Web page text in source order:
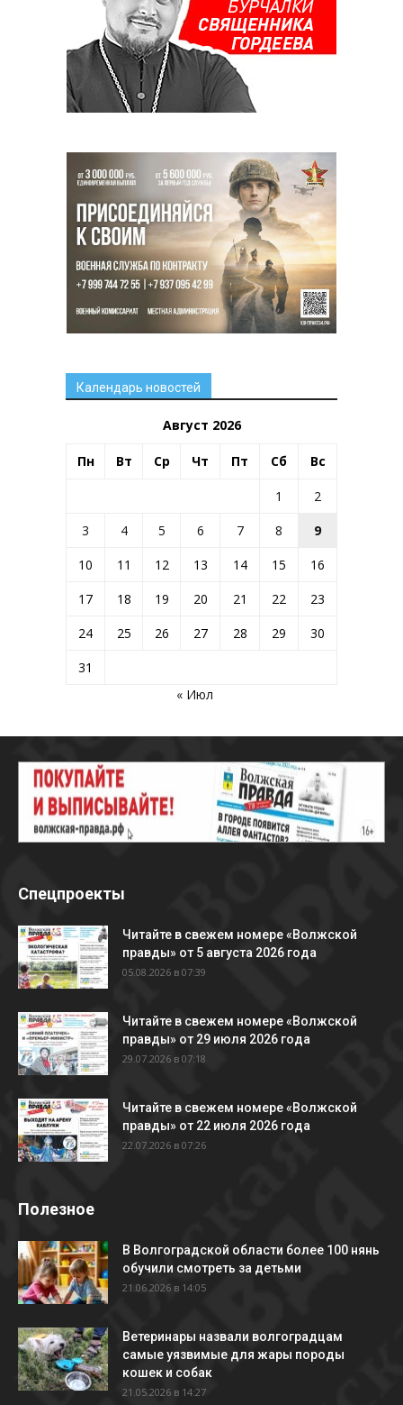
Календарь новостей
Август 2026
Пн Вт Ср Чт Пт Сб Вс
1
2
3
4 5 6 7 8
9
10
11 12 13 14 15
16
17
18 19 20 21 22
23
24
25 26 27 28 29
30
31
« Июл
Спецпроекты
Читайте в свежем номере «Волжской
правды» от 5 августа 2026 года
05.08.2026 в 07:39
Читайте в свежем номере «Волжской
правды» от 29 июля 2026 года
29.07.2026 в 07:18
Читайте в свежем номере «Волжской
правды» от 22 июля 2026 года
22.07.2026 в 07:26
Полезное
В Волгоградской области более 100 нянь
обучили смотреть за детьми
21.06.2026 в 14:05
Ветеринары назвали волгоградцам
самые уязвимые для жары породы
кошек и собак
21.05.2026 в 14:27